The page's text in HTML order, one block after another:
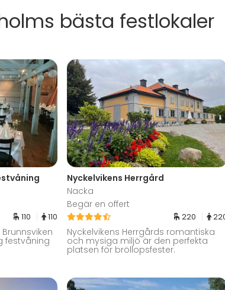
bästa festlokaler
110 110
festvåning
Nyckelvikens Herrgård
Nacka
Begär en offert
220
Nyckelvikens Herrgårds romantiska
och mysiga miljö är den perfekta
platsen för bröllopsfester.